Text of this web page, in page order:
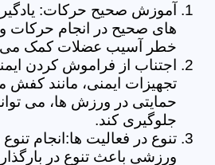
آموزش صحیح حرکات:
های صحیح در انجام حرکات
خطر آسیب عضلات کمک می
اجتناب از فراموش کردن
تجهیزات ایمنی، مانند
حمایتی در ورزش ها، می
جلوگیری کند.
تنوع در فعالیت ها:انجام
ورزشی باعث تنوع در